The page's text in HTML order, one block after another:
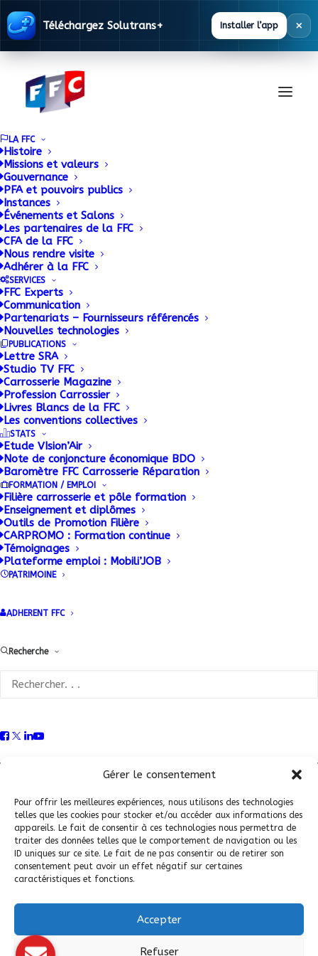
Gérer le consentement
Pour offrir les meilleures expériences, nous utilisons des technologies
telles que les cookies pour stocker et/ou accéder aux informations des
appareils. Le fait de consentir à ces technologies nous permettra de
traiter des données telles que le comportement de navigation ou les
ID uniques sur ce site. Le fait de ne pas consentir ou de retirer son
consentement peut avoir un effet négatif sur certaines
caractéristiques et fonctions.
Accepter
Refuser
Téléchargez Solutrans+ Installer l’app ×
LA FFC
Histoire
Missions et valeurs
Gouvernance
PFA et pouvoirs publics
Instances
Événements et Salons
Les partenaires de la FFC
CFA de la FFC
Nous rendre visite
Adhérer à la FFC
SERVICES
FFC Experts
Communication
Partenariats – Fournisseurs référencés
Nouvelles technologies
PUBLICATIONS
Lettre SRA
Studio TV FFC
Carrosserie Magazine
Profession Carrossier
Livres Blancs de la FFC
Les conventions collectives
STATS
Etude VIsion’Air
Note de conjoncture économique BDO
Baromètre FFC Carrosserie Réparation
FORMATION / EMPLOI
Filière carrosserie et pôle formation
Enseignement et diplômes
Outils de Promotion Filière
CARPROMO : Formation continue
Témoignages
Plateforme emploi : Mobili’JOB
PATRIMOINE
ADHERENT FFC
Recherche
Documentation
La FFC met à disposition des ses adhérents
une base documentaire alimentée en
Politique de confidentialité
© 2026 Fédération Française de Carrosserie Industrie et Services. |
Tous droits réservés.